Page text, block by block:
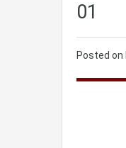
01
Posted on